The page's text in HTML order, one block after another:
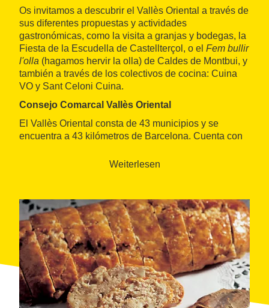
Os invitamos a descubrir el Vallès Oriental a través de
sus diferentes propuestas y actividades
gastronómicas, como la visita a granjas y bodegas, la
Fiesta de la Escudella de Castellterçol, o el Fem bullir
l'olla (hagamos hervir la olla) de Caldes de Montbui, y
también a través de los colectivos de cocina: Cuina
VO y Sant Celoni Cuina.
Consejo Comarcal Vallès Oriental
El Vallès Oriental consta de 43 municipios y se
encuentra a 43 kilómetros de Barcelona. Cuenta con
y una variedad de paisajes de gran belleza, como el
Dispone también de una amplia oferta gastronómica,
con numerosos restaurantes, fondas y hoteles con
una rica oferta culinaria. Algunos de estos
establecimientos son reconocidos en diversas
publicaciones de prestigio.
Precio
Consultad precios según la actividad.
Weiterlesen